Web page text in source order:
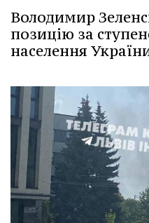
Володимир
позицію за
населення